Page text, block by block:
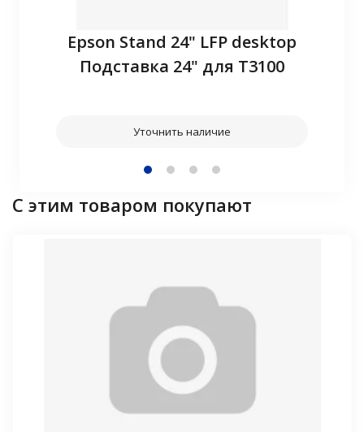
Epson Stand 24" LFP desktop
Подставка 24" для T3100
Уточнить наличие
С этим товаром покупают